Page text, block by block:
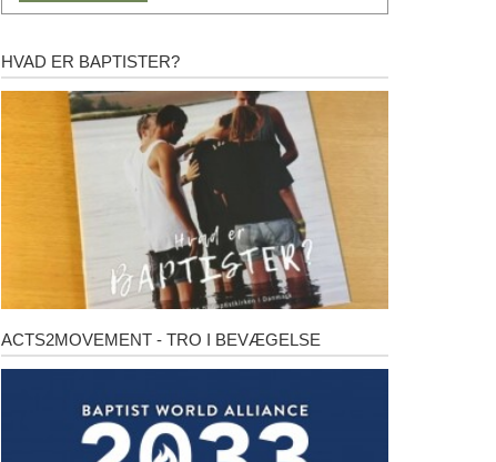
Hvad
er
baptister?
HVAD ER BAPTISTER?
Acts2Movement
ACTS2MOVEMENT - TRO I BEVÆGELSE